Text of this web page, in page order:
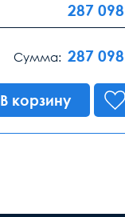
287
Сумма: 287
В корзину